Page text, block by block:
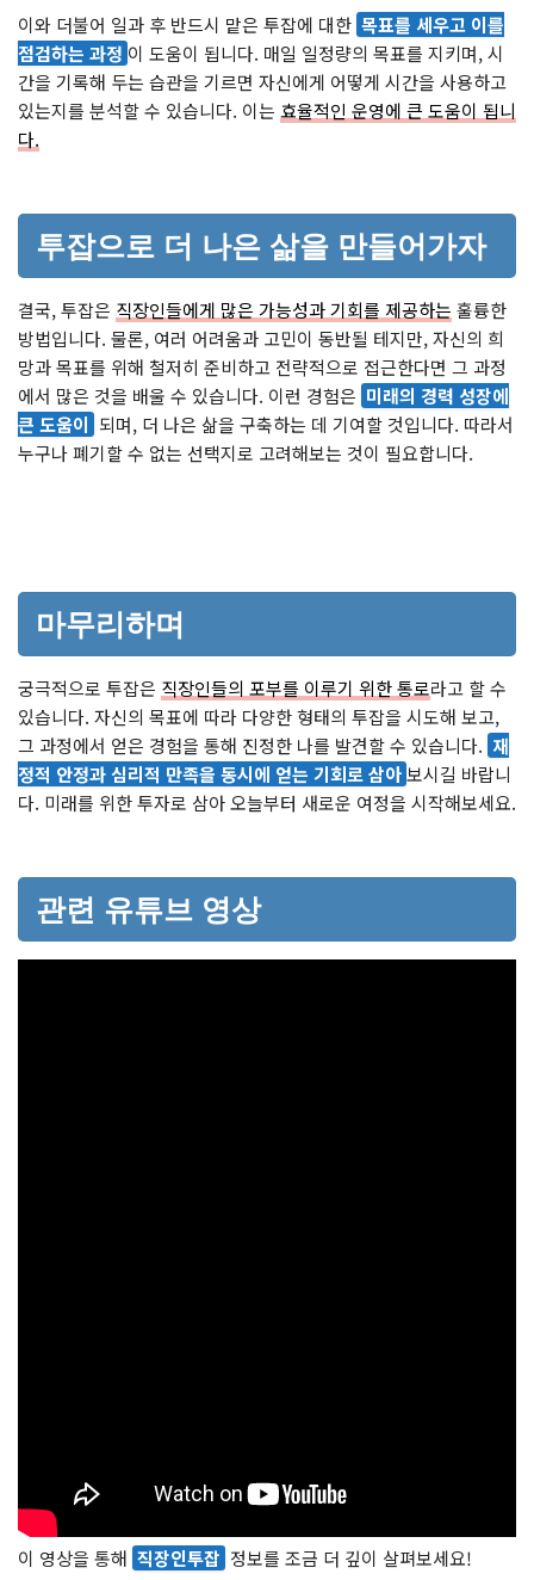
이와 더불어 일과 후 반드시 맡은 투잡에 대한 목표를 세우고 이를
점검하는 과정 이 도움이 됩니다. 매일 일정량의 목표를 지키며, 시
간을 기록해 두는 습관을 기르면 자신에게 어떻게 시간을 사용하고
있는지를 분석할 수 있습니다. 이는 효율적인 운영에 큰 도움이 됩니
다.
투잡으로 더 나은 삶을 만들어가자
결국, 투잡은 직장인들에게 많은 가능성과 기회를 제공하는 훌륭한
방법입니다. 물론, 여러 어려움과 고민이 동반될 테지만, 자신의 희
망과 목표를 위해 철저히 준비하고 전략적으로 접근한다면 그 과정
에서 많은 것을 배울 수 있습니다. 이런 경험은 미래의 경력 성장에
큰 도움이 되며, 더 나은 삶을 구축하는 데 기여할 것입니다. 따라서
누구나 폐기할 수 없는 선택지로 고려해보는 것이 필요합니다.
마무리하며
궁극적으로 투잡은 직장인들의 포부를 이루기 위한 통로라고 할 수
있습니다. 자신의 목표에 따라 다양한 형태의 투잡을 시도해 보고,
그 과정에서 얻은 경험을 통해 진정한 나를 발견할 수 있습니다. 재
정적 안정과 심리적 만족을 동시에 얻는 기회로 삼아보시길 바랍니
다. 미래를 위한 투자로 삼아 오늘부터 새로운 여정을 시작해보세요.
관련 유튜브 영상
이 영상을 통해 직장인투잡 정보를 조금 더 깊이 살펴보세요!